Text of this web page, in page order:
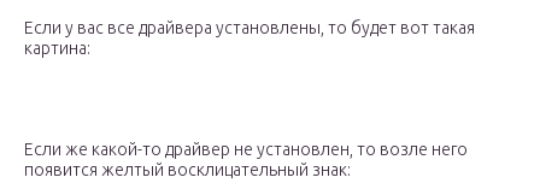
Если у вас все драйвера установлены, то будет вот такая
картина:
Если же какой-то драйвер не установлен, то возле него
появится желтый восклицательный знак: